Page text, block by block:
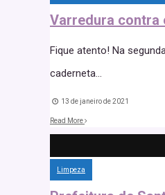
Varredura contra
Fique atento! Na
caderneta...
13 de janeiro de 2021
Read More
Limpeza